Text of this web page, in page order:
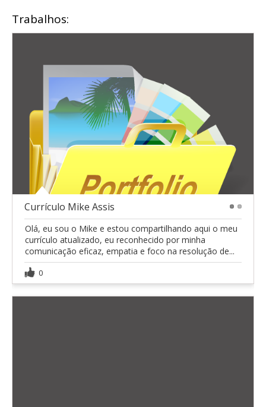
Trabalhos:
Currículo Mike Assis
Olá, eu sou o Mike e estou compartilhando aqui o meu
currículo atualizado, eu reconhecido por minha
comunicação eficaz, empatia e foco na resolução de...
0